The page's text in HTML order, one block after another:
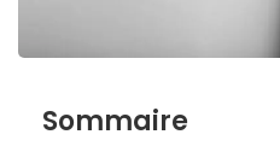
Sommaire